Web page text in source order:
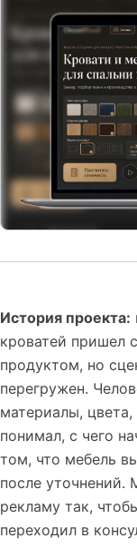
История проекта:
кроватей пришел
продуктом, но
перегружен.
материалы, цвета,
понимал, с чего
том, что мебель
после уточнений.
рекламу так,
переходил в